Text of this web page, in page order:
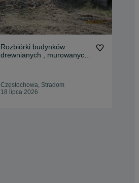
Rozbiórki budynków
drewnianych , murowanych
Częstochowa, Stradom
18 lipca 2026